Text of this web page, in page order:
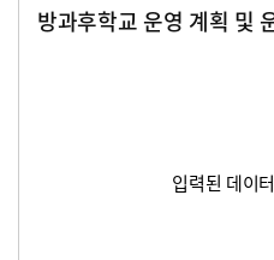
방과후학교 운영 계획 및
입력된 데이